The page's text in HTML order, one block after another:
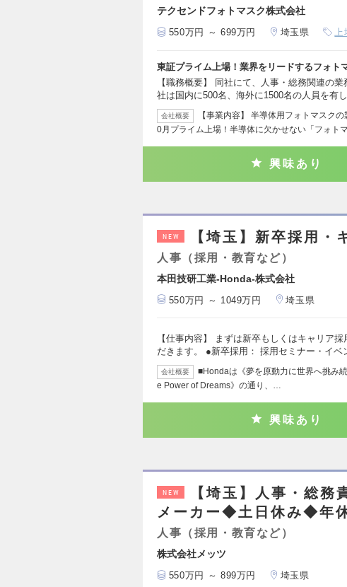
テクセンドフォトマスク株式会社
550万円 ～ 699万円 埼玉県 上
東証プライム上場！業界をリードするフォト
【職務概要】 同社にて、人事・総務関連の
社は国内に500名、海外に1500名の人員を有
会社概要
【事業内容】 半導体用フォトマスク
0月プライム上場！半導体に欠かせない「フォト
興味あり
NEW 【埼玉】新卒採用・
人事（採用・教育など）
本田技研工業-Honda-株式会社
550万円 ～ 1049万円 埼玉県
【仕事内容】 まずは新卒もしくはキャリア
だきます。 ●新卒採用： 採用セミナー・イ
会社概要
■Hondaは《夢を原動力に世界へ挑み
e Power of Dreams》の通り、…
興味あり
NEW
【埼玉】人事・総
メーカー◆土日休み◆年
人事（採用・教育など）
株式会社メッツ
550万円 ～ 899万円 埼玉県